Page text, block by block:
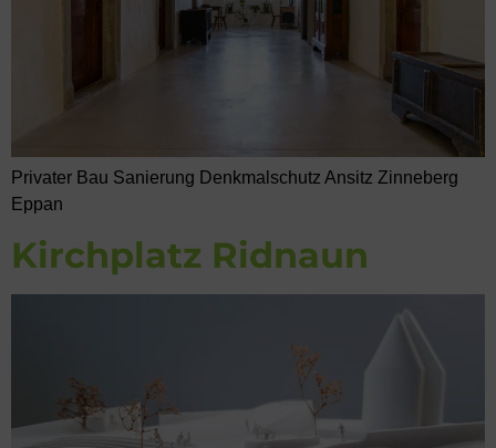
Privater Bau Sanierung Denkmalschutz Ansitz Zinneberg
Eppan
Kirchplatz Ridnaun